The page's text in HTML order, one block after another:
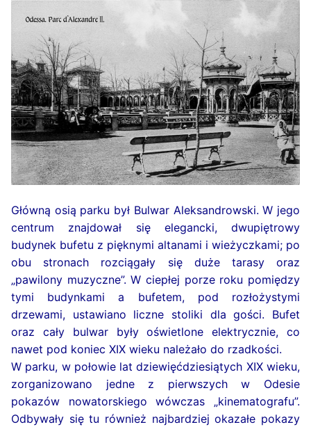
Główną osią parku był Bulwar Aleksandrowski. W jego
centrum znajdował się elegancki, dwupiętrowy
budynek bufetu z pięknymi altanami i wieżyczkami; po
obu stronach rozciągały się duże tarasy oraz
„pawilony muzyczne”. W ciepłej porze roku pomiędzy
tymi budynkami a bufetem, pod rozłożystymi
drzewami, ustawiano liczne stoliki dla gości. Bufet
oraz cały bulwar były oświetlone elektrycznie, co
nawet pod koniec XIX wieku należało do rzadkości.
W parku, w połowie lat dziewięćdziesiątych XIX wieku,
zorganizowano jedne z pierwszych w Odesie
pokazów nowatorskiego wówczas „kinematografu”.
Odbywały się tu również najbardziej okazałe pokazy